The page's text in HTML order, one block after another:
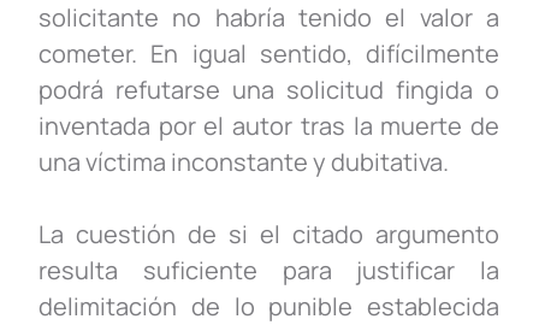
solicitante no habría tenido el valor a
cometer. En igual sentido, difícilmente
podrá refutarse una solicitud fingida o
inventada por el autor tras la muerte de
una víctima inconstante y dubitativa.
La cuestión de si el citado argumento
resulta suficiente para justificar la
delimitación de lo punible establecida